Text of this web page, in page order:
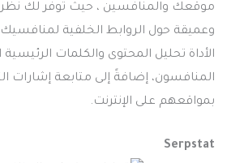
موقعك والمنافسين ، حيث توفر لك
وعميقة حول الروابط الخلفية
الأداة تحليل المحتوى والكلمات
المنافسون، إضافةً إلى متابعة إشارات
بمواقعهم على الإنترنت.
Serpstat